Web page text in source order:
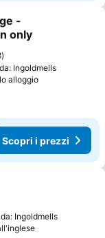
-
only
Ingoldmells
alloggio
Scopri i prezzi
Ingoldmells